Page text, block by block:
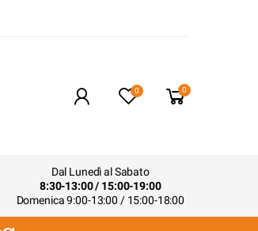
0 0
Dal Lunedì al Sabato
8:30-13:00 / 15:00-19:00
Domenica 9:00-13:00 / 15:00-18:00